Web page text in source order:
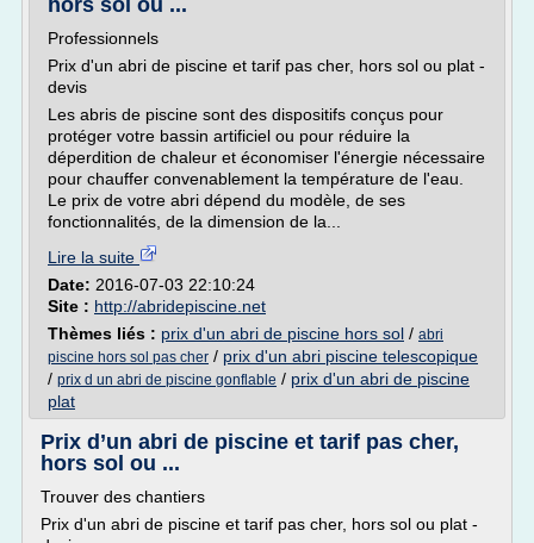
hors sol ou ...
Professionnels
Prix d'un abri de piscine et tarif pas cher, hors sol ou plat -
devis
Les abris de piscine sont des dispositifs conçus pour
protéger votre bassin artificiel ou pour réduire la
déperdition de chaleur et économiser l'énergie nécessaire
pour chauffer convenablement la température de l'eau.
Le prix de votre abri dépend du modèle, de ses
fonctionnalités, de la dimension de la...
Lire la suite
Date: 2016-07-03 22:10:24
Site : http://abridepiscine.net
Thèmes liés : prix d'un abri de piscine hors sol / abri
piscine hors sol pas cher / prix d'un abri piscine telescopique
/ prix d un abri de piscine gonflable / prix d'un abri de piscine
plat
Prix d’un abri de piscine et tarif pas cher,
hors sol ou ...
Trouver des chantiers
Prix d'un abri de piscine et tarif pas cher, hors sol ou plat -